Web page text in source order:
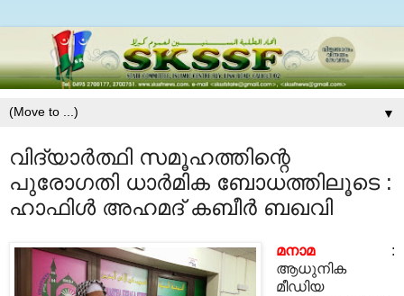
▼
വിദ്യാര്‍ത്ഥി സമൂഹത്തിന്റെ
പുരോഗതി ധാര്‍മിക ബോധത്തിലൂടെ :
ഹാഫിള്‍ അഹമദ് കബീര്‍ ബഖവി
മനാമ :
ആധുനിക
മീഡിയ